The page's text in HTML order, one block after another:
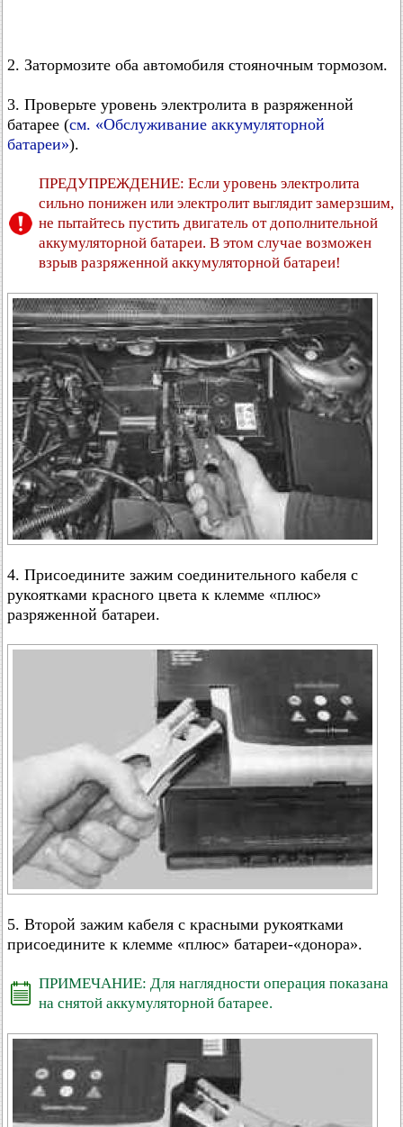
2. Затормозите оба автомобиля стояночным тормозом.
3. Проверьте уровень электролита в разряженной
батарее (см. «Обслуживание аккумуляторной
батареи»).
ПРЕДУПРЕЖДЕНИЕ: Если уровень электролита
сильно понижен или электролит выглядит замерзшим,
не пытайтесь пустить двигатель от дополнительной
аккумуляторной батареи. В этом случае возможен
взрыв разряженной аккумуляторной батареи!
4. Присоедините зажим соединительного кабеля с
рукоятками красного цвета к клемме «плюс»
разряженной батареи.
5. Второй зажим кабеля с красными рукоятками
присоедините к клемме «плюс» батареи-«донора».
ПРИМЕЧАНИЕ: Для наглядности операция показана
на снятой аккумуляторной батарее.